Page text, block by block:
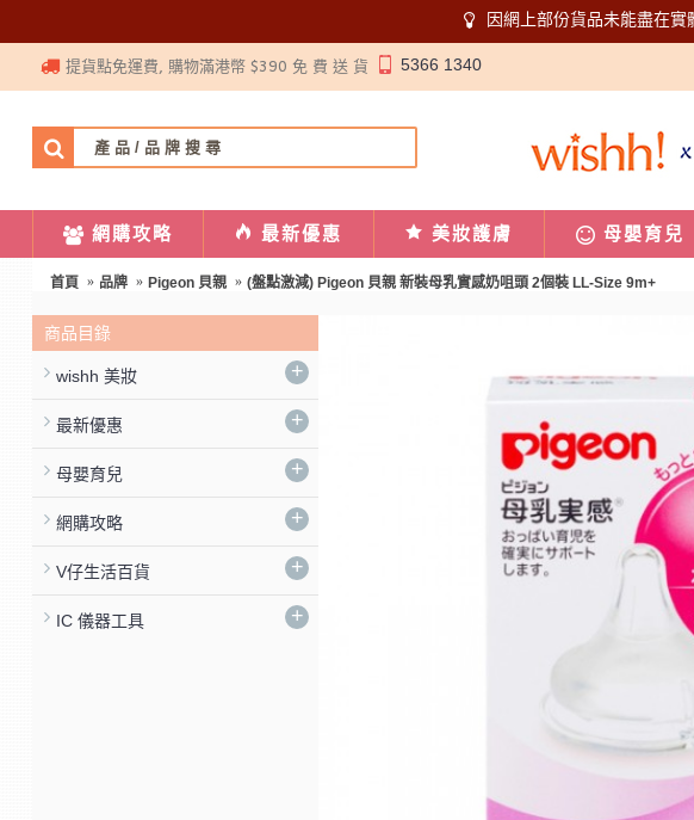
因網上部份貨品未能盡在
提貨點免運費, 購物滿港幣 $390 免 費 送 貨 5366 1340
網購攻略 最新優惠 美妝護膚 母嬰育兒
首頁 品牌 Pigeon 貝親 (盤點激減) Pigeon 貝親 新裝母乳實感奶咀頭 2個裝 LL-Size 9m+
商品目錄
wishh 美妝 +
最新優惠 +
母嬰育兒 +
網購攻略 +
V仔生活百貨 +
IC 儀器工具 +